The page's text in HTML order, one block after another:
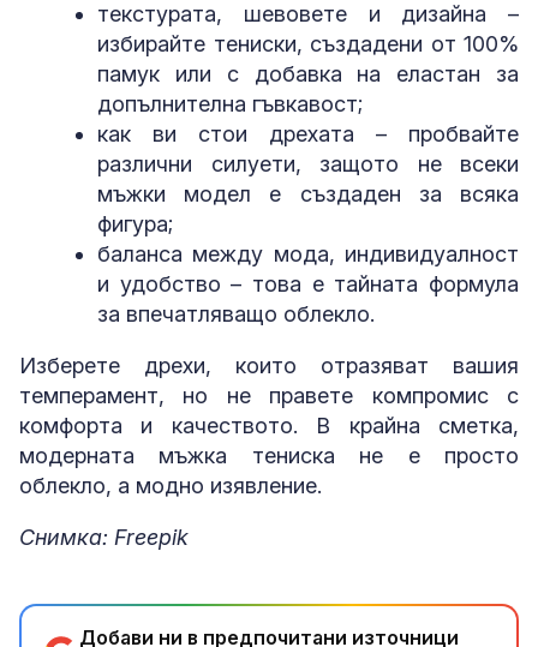
текстурата, шевовете и дизайна –
избирайте тениски, създадени от 100%
памук или с добавка на еластан за
допълнителна гъвкавост;
как ви стои дрехата – пробвайте
различни силуети, защото не всеки
мъжки модел е създаден за всяка
фигура;
баланса между мода, индивидуалност
и удобство – това е тайната формула
за впечатляващо облекло.
Изберете дрехи, които отразяват вашия
темперамент, но не правете компромис с
комфорта и качеството. В крайна сметка,
модерната мъжка тениска не е просто
облекло, а модно изявление.
Снимка: Freepik
Добави ни в предпочитани източници